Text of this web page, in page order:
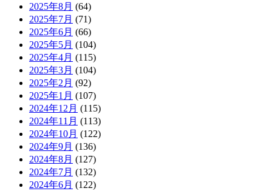
2025年8月 (64)
2025年7月 (71)
2025年6月 (66)
2025年5月 (104)
2025年4月 (115)
2025年3月 (104)
2025年2月 (92)
2025年1月 (107)
2024年12月 (115)
2024年11月 (113)
2024年10月 (122)
2024年9月 (136)
2024年8月 (127)
2024年7月 (132)
2024年6月 (122)